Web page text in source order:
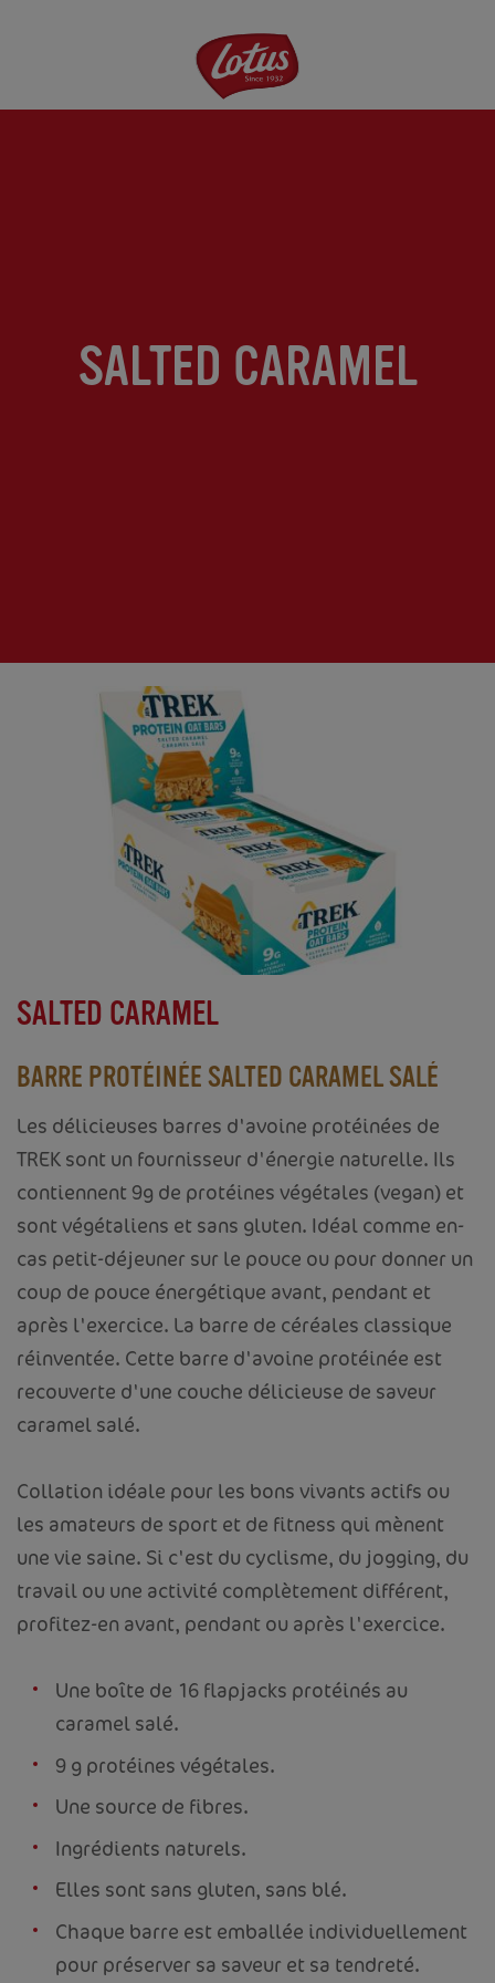
principal
SALTED CARAMEL
PRÉCÉDENT
SUIVANT
SALTED CARAMEL
BARRE PROTÉINÉE SALTED CARAMEL SALÉ
Les délicieuses barres d'avoine protéinées de
TREK sont un fournisseur d'énergie naturelle. Ils
contiennent 9g de protéines végétales (vegan) et
sont végétaliens et sans gluten. Idéal comme en-
cas petit-déjeuner sur le pouce ou pour donner un
coup de pouce énergétique avant, pendant et
après l'exercice. La barre de céréales classique
réinventée. Cette barre d'avoine protéinée est
recouverte d'une couche délicieuse de saveur
caramel salé.
Collation idéale pour les bons vivants actifs ou
les amateurs de sport et de fitness qui mènent
une vie saine. Si c'est du cyclisme, du jogging, du
travail ou une activité complètement différent,
profitez-en avant, pendant ou après l'exercice.
Une boîte de 16 flapjacks protéinés au
caramel salé.
9 g protéines végétales.
Une source de fibres.
Ingrédients naturels.
Elles sont sans gluten, sans blé.
Chaque barre est emballée individuellement
pour préserver sa saveur et sa tendreté.